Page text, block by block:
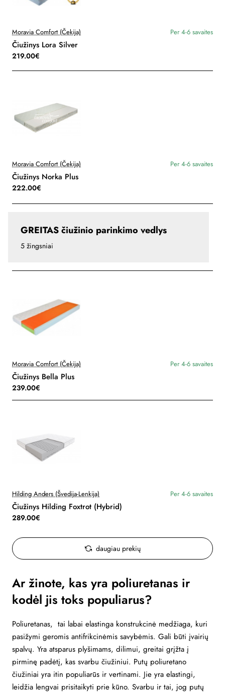
Moravia Comfort (Čekija) Per 4-6 savaites
Čiužinys Lora Silver
219.00€
Moravia Comfort (Čekija) Per 4-6 savaites
Čiužinys Norka Plus
222.00€
GREITAS čiužinio parinkimo vedlys
5 žingsniai
Moravia Comfort (Čekija) Per 4-6 savaites
Čiužinys Bella Plus
239.00€
Hilding Anders (Švedija-Lenkija) Per 4-6 savaites
Čiužinys Hilding Foxtrot (Hybrid)
289.00€
daugiau prekių
Ar žinote, kas yra poliuretanas ir
kodėl jis toks populiarus?
Poliuretanas, tai labai elastinga konstrukcinė medžiaga, kuri
pasižymi geromis antifrikcinėmis savybėmis. Gali būti įvairių
spalvų. Yra atsparus plyšimams, dilimui, greitai grįžta į
pirminę padėtį, kas svarbu čiužiniui. Putų poliuretano
čiužiniai yra itin populiarūs ir vertinami. Jie yra elastingi,
leidžia lengvai prisitaikyti prie kūno. Svarbu ir tai, jog putų